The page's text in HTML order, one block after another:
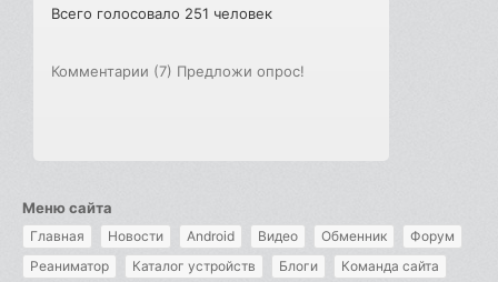
Всего голосовало 251 человек
Комментарии (7) Предложи опрос!
Меню сайта
Главная Новости Android Видео Обменник
Форум
Реаниматор
Каталог устройств Блоги Команда сайта